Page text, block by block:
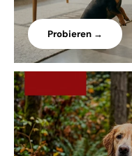
Probieren →